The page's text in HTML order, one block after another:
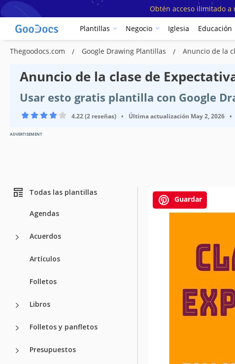
Obtén acceso ilimitado a
Plantillas Negocio Iglesia Educación
Thegoodocs.com Google Drawing Plantillas Anuncio de la
Anuncio de la clase de
Usar esto gratis plantilla con Google
4.22 (2 reseñas) • Última actualización May 2, 2026 •
ADVERTISEMENT
Todas las plantillas
Agendas
Acuerdos
Artículos
Folletos
Libros
Folletos y panfletos
Presupuestos
Guardar